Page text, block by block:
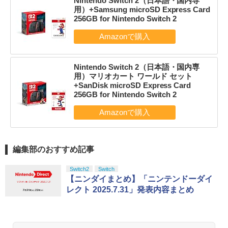
用）+Samsung microSD Express Card
256GB for Nintendo Switch 2
Nintendo Switch 2（日本語・国内専
用）マリオカート ワールド セット
+SanDisk microSD Express Card
256GB for Nintendo Switch 2
編集部のおすすめ記事
Switch2 Switch
【ニンダイまとめ】「ニンテンドーダイ
レクト 2025.7.31」発表内容まとめ